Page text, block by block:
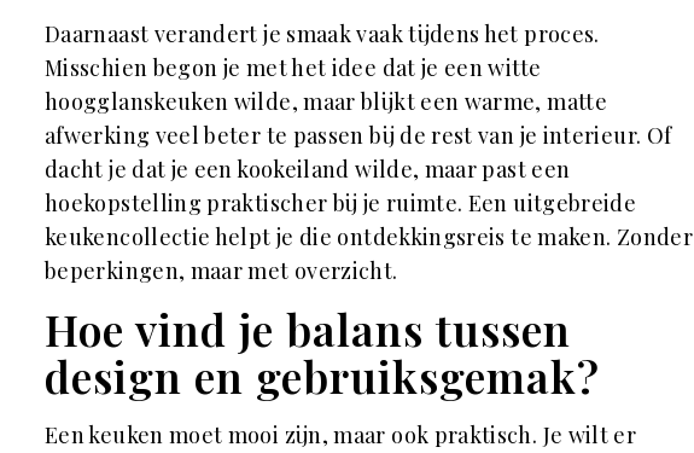
Daarnaast verandert je smaak vaak tijdens het proces.
Misschien begon je met het idee dat je een witte
hoogglanskeuken wilde, maar blijkt een warme, matte
afwerking veel beter te passen bij de rest van je interieur. Of
dacht je dat je een kookeiland wilde, maar past een
hoekopstelling praktischer bij je ruimte. Een uitgebreide
keukencollectie helpt je die ontdekkingsreis te maken. Zonder
beperkingen, maar met overzicht.
Hoe vind je balans tussen
design en gebruiksgemak?
Een keuken moet mooi zijn, maar ook praktisch. Je wilt er